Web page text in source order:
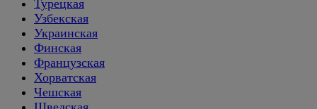
Турецкая
Узбекская
Украинская
Финская
Французская
Хорватская
Чешская